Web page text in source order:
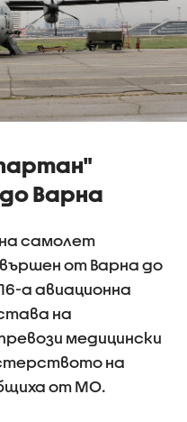
Варна
самолет
от Варна до
а авиационна
на
медицински
на
от МО.